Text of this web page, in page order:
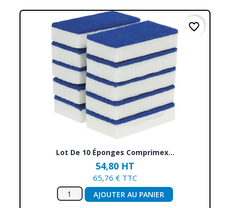
Lot De 10 Éponges Comprimex...
54,80 HT
65,76 € TTC
AJOUTER AU PANIER
favorite_border